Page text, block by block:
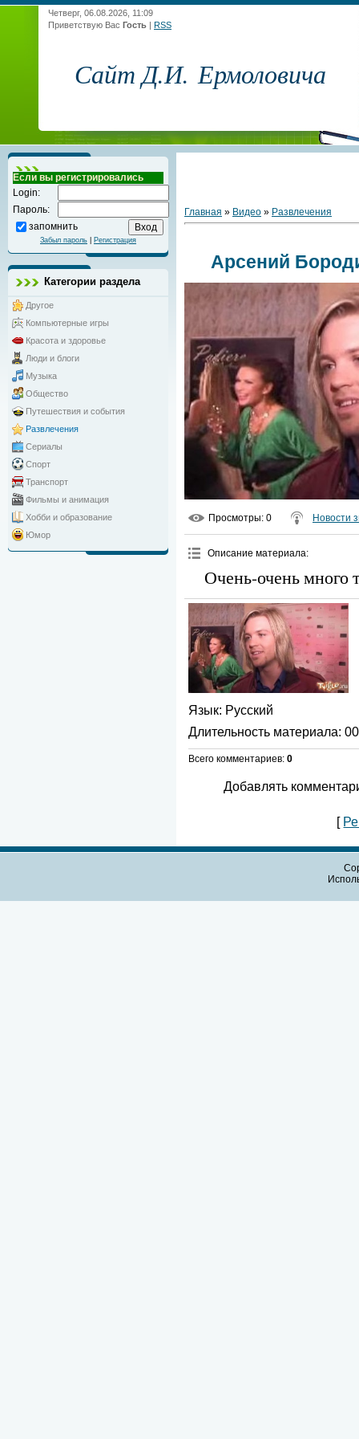
Четверг, 06.08.2026, 11:09
Приветствую Вас Гость | RSS
Сайт Д.И. Ермоловича
Если вы регистрировались
Login:
Пароль:
запомнить
Забыл пароль Регистрация
Категории раздела
Другое
Компьютерные игры
Красота и здоровье
Люди и блоги
Музыка
Общество
Путешествия и события
Развлечения
Сериалы
Спорт
Транспорт
Фильмы и анимация
Хобби и образование
Юмор
Главная » Видео » Развлечения
Арсений
Просмотры: 0 Новости
Описание материала:
Очень-очень много
Язык: Русский
Длительность материала:
Всего комментариев: 0
Добавлять
[